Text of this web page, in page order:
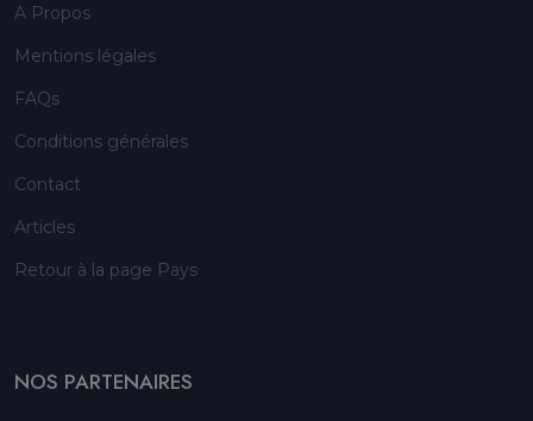
A Propos
Mentions légales
FAQs
Conditions générales
Contact
Articles
Retour à la page Pays
NOS PARTENAIRES